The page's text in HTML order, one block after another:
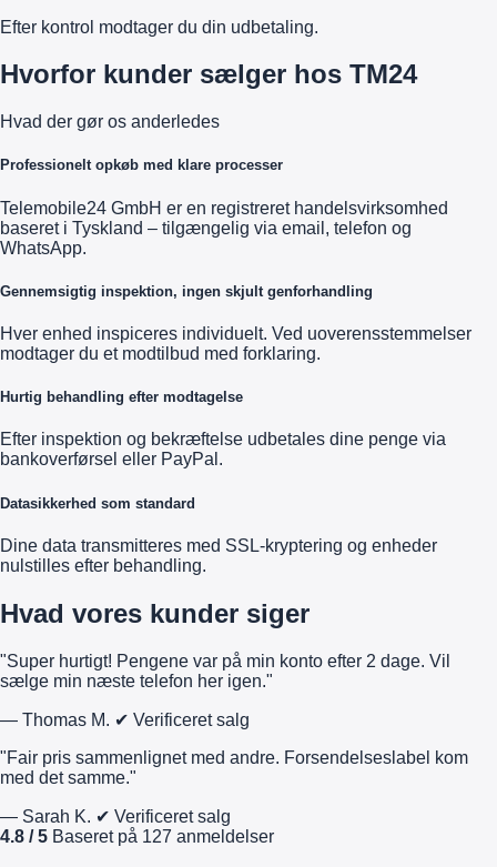
Efter kontrol modtager du din udbetaling.
Hvorfor kunder sælger hos TM24
Hvad der gør os anderledes
Professionelt opkøb med klare processer
Telemobile24 GmbH er en registreret handelsvirksomhed
baseret i Tyskland – tilgængelig via email, telefon og
WhatsApp.
Gennemsigtig inspektion, ingen skjult genforhandling
Hver enhed inspiceres individuelt. Ved uoverensstemmelser
modtager du et modtilbud med forklaring.
Hurtig behandling efter modtagelse
Efter inspektion og bekræftelse udbetales dine penge via
bankoverførsel eller PayPal.
Datasikkerhed som standard
Dine data transmitteres med SSL-kryptering og enheder
nulstilles efter behandling.
Hvad vores kunder siger
"Super hurtigt! Pengene var på min konto efter 2 dage. Vil
sælge min næste telefon her igen."
— Thomas M. ✔ Verificeret salg
"Fair pris sammenlignet med andre. Forsendelseslabel kom
med det samme."
— Sarah K. ✔ Verificeret salg
4.8 / 5 Baseret på 127 anmeldelser